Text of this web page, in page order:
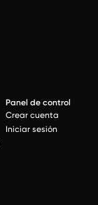
Panel de control
Crear cuenta
Iniciar sesión